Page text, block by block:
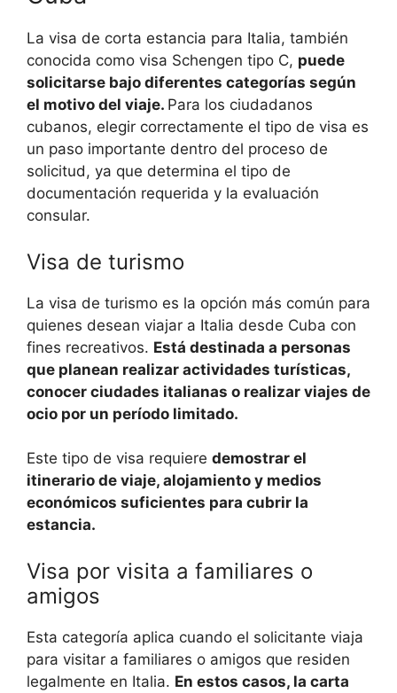
La visa de corta estancia para Italia, también
conocida como visa Schengen tipo C, puede
solicitarse bajo diferentes categorías según
el motivo del viaje. Para los ciudadanos
cubanos, elegir correctamente el tipo de visa es
un paso importante dentro del proceso de
solicitud, ya que determina el tipo de
documentación requerida y la evaluación
consular.
Visa de turismo
La visa de turismo es la opción más común para
quienes desean viajar a Italia desde Cuba con
fines recreativos. Está destinada a personas
que planean realizar actividades turísticas,
conocer ciudades italianas o realizar viajes de
ocio por un período limitado.
Este tipo de visa requiere demostrar el
itinerario de viaje, alojamiento y medios
económicos suficientes para cubrir la
estancia.
Visa por visita a familiares o
amigos
Esta categoría aplica cuando el solicitante viaja
para visitar a familiares o amigos que residen
legalmente en Italia. En estos casos, la carta